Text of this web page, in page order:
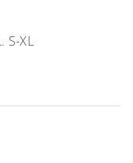
S-XL